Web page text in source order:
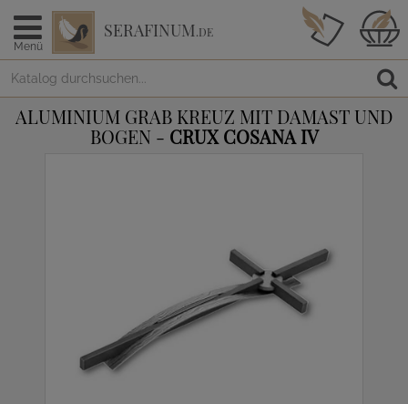
Menü
SERAFINUM.DE
ALUMINIUM GRAB KREUZ MIT DAMAST UND
BOGEN - CRUX COSANA IV